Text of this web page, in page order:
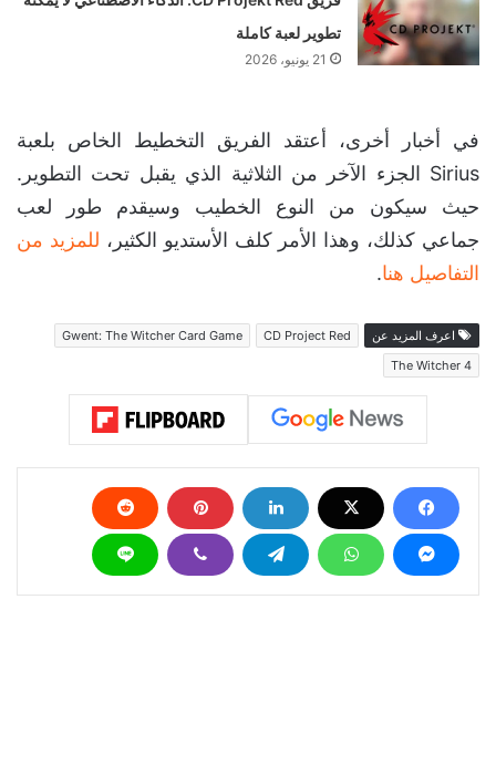
تطوير لعبة كاملة
21 يونيو، 2026
في أخبار أخرى، أعتقد الفريق التخطيط الخاص بلعبة
Sirius الجزء الآخر من الثلاثية الذي يقبل تحت التطوير.
حيث سيكون من النوع الخطيب وسيقدم طور لعب
جماعي كذلك، وهذا الأمر كلف الأستديو الكثير، للمزيد من
التفاصيل هنا.
اعرف المزيد عن CD Project Red
Gwent: The Witcher Card Game
The Witcher 4